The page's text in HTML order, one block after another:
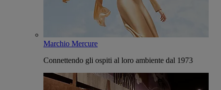
Marchio Mercure
Connettendo gli ospiti al loro ambiente dal 1973